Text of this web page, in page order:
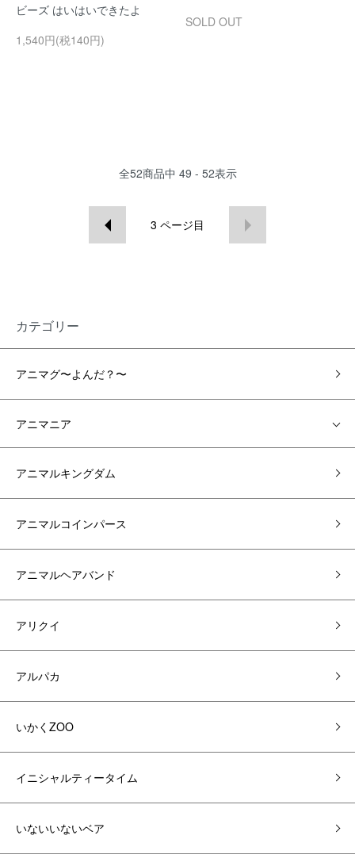
ビーズ はいはいできたよ
1,540円(税140円)
SOLD OUT
全52商品中 49 - 52表示
3 ページ目
カテゴリー
アニマグ〜よんだ？〜
アニマニア
アニマルキングダム
アニマルコインパース
アニマルヘアバンド
アリクイ
アルパカ
いかくZOO
イニシャルティータイム
いないいないベア